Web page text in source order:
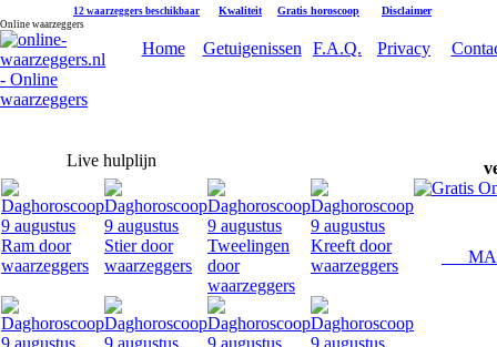
12 waarzeggers beschikbaar Kwaliteit Gratis horoscoop Disclaimer
Online waarzeggers
Home Getuigenissen F.A.Q. Privacy
Live hulplijn